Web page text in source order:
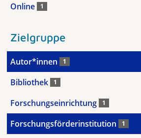
Online 1
Zielgruppe
Autor*innen 1
Bibliothek 1
Forschungseinrichtung 1
Forschungsförderinstitution 1